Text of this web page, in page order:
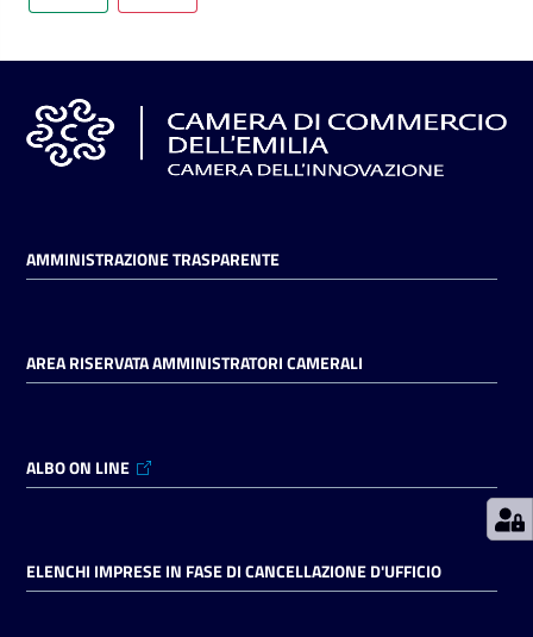
in
digitale
Prenotazioni
Pagamenti
AMMINISTRAZIONE TRASPARENTE
AREA RISERVATA AMMINISTRATORI CAMERALI
ALBO ON LINE
ELENCHI IMPRESE IN FASE DI CANCELLAZIONE D'UFFICIO